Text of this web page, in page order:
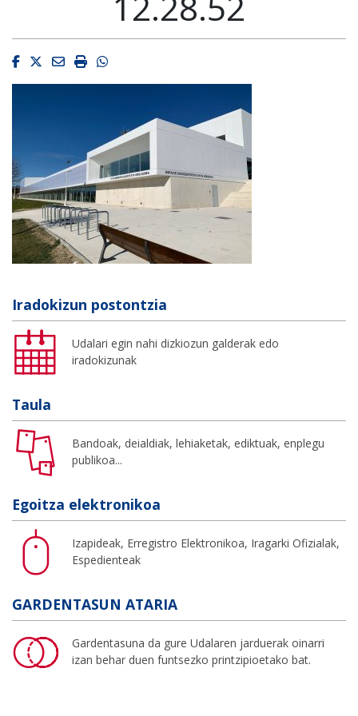
Facebook
Twitter
EmailImprimirWhatsapp
Iradokizun postontzia
Udalari egin nahi dizkiozun galderak edo
iradokizunak
Taula
Bandoak, deialdiak, lehiaketak, ediktuak, enplegu
publikoa...
Egoitza elektronikoa
Izapideak, Erregistro Elektronikoa, Iragarki Ofizialak,
Espedienteak
GARDENTASUN ATARIA
Gardentasuna da gure Udalaren jarduerak oinarri
izan behar duen funtsezko printzipioetako bat.